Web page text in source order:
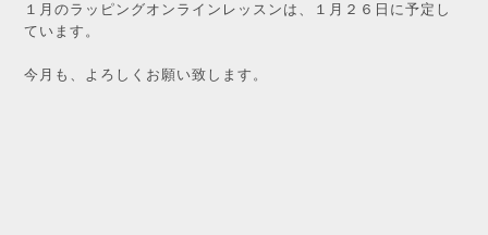
１月のラッピングオンラインレッスンは、１月２６日に予定し
ています。
今月も、よろしくお願い致します。